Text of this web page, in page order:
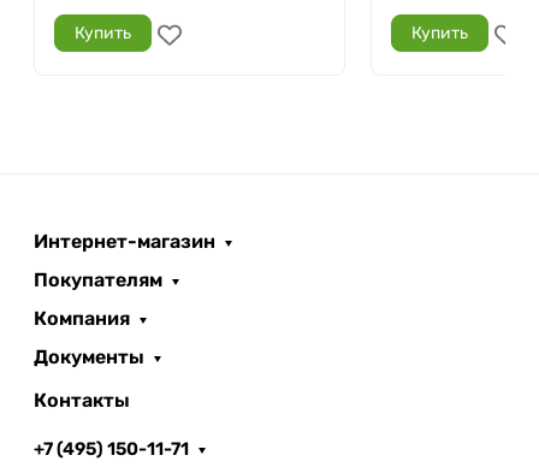
Купить Купить
Интернет-магазин
Покупателям
Компания
Документы
Контакты
+7 (495) 150-11-71